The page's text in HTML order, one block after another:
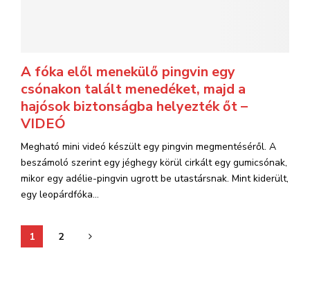
A fóka elől menekülő pingvin egy
csónakon talált menedéket, majd a
hajósok biztonságba helyezték őt –
VIDEÓ
Megható mini videó készült egy pingvin megmentéséről. A
beszámoló szerint egy jéghegy körül cirkált egy gumicsónak,
mikor egy adélie-pingvin ugrott be utastársnak. Mint kiderült,
egy leopárdfóka...
Bejegyzések
1 2